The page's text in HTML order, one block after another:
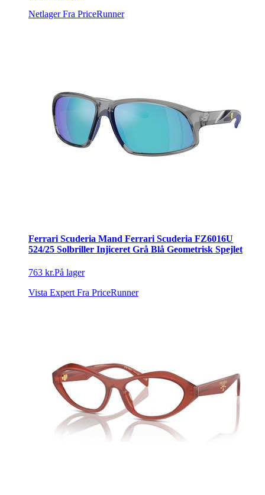
Netlager Fra PriceRunner
Ferrari Scuderia Mand Ferrari Scuderia FZ6016U
524/25 Solbriller Injiceret Grå Blå Geometrisk Spejlet
763 kr.På lager
Vista Expert Fra PriceRunner